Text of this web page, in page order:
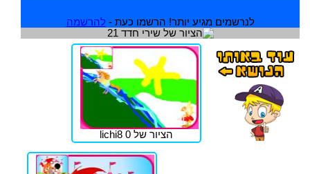
לנרשמים מגיע יותר! הרשמו כעת - להרשמה
הציור של lichi8 0